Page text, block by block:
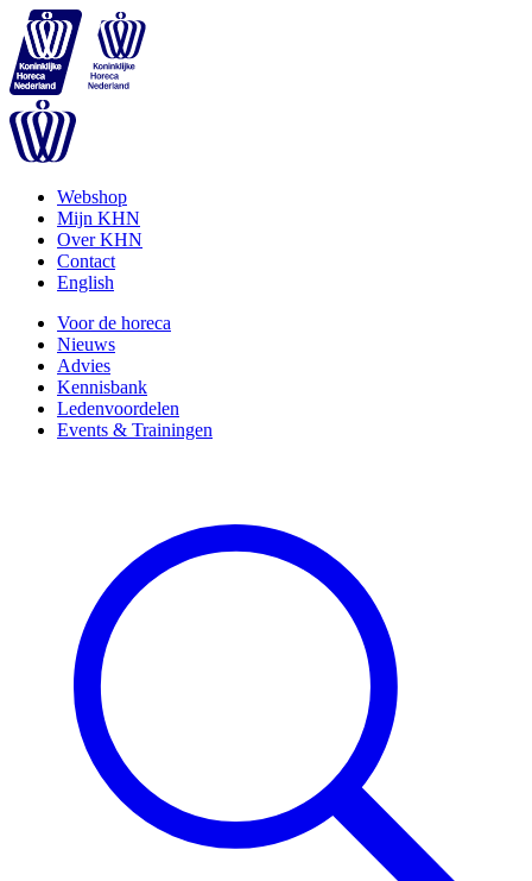
Webshop
Mijn KHN
Over KHN
Contact
English
Voor de horeca
Nieuws
Advies
Kennisbank
Ledenvoordelen
Events & Trainingen